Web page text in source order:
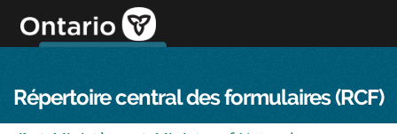
directement
au
Répertoire central des formulaires (RCF)